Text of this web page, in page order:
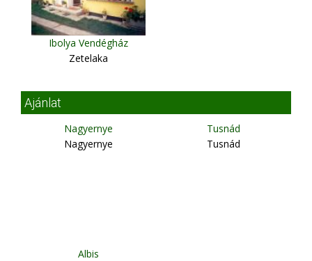
Ibolya Vendégház
Zetelaka
Ajánlat
Nagyernye
Nagyernye
Tusnád
Tusnád
Albis